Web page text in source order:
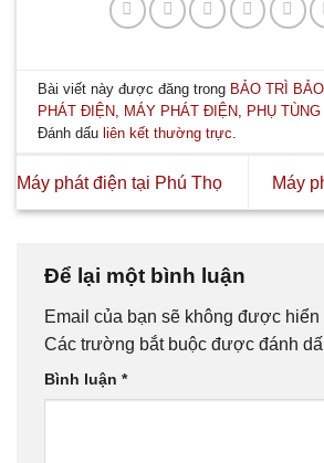
Bài viết này được đăng trong BẢO TRÌ
PHÁT ĐIỆN
MÁY PHÁT ĐIỆN PHỤ
Đánh dấu liên kết thường trực
Máy phát điện tại Phú Thọ Máy
Để lại một bình luận
Email của bạn sẽ không được hiển
Các trường bắt buộc được đánh
Bình luận *